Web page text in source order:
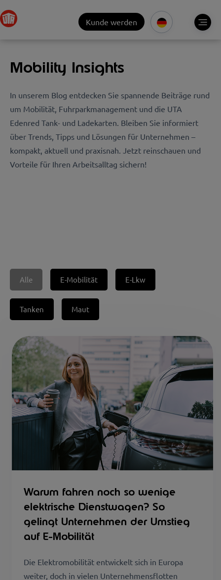
Kunde werden
Mobility Insights
In unserem Blog entdecken Sie spannende Beiträge rund
um Mobilität, Fuhrparkmanagement und die UTA
Edenred Tank- und Ladekarten. Bleiben Sie informiert
über Trends, Tipps und Lösungen für Unternehmen –
kompakt, aktuell und praxisnah. Jetzt reinschauen und
Vorteile für Ihren Arbeitsalltag sichern!
Alle E-Mobilität E-Lkw
Tanken Maut
Warum fahren noch so wenige
elektrische Dienstwagen? So
gelingt Unternehmen der Umstieg
auf E-Mobilität
Die Elektromobilität entwickelt sich in Europa
weiter, doch in vielen Unternehmensflotten